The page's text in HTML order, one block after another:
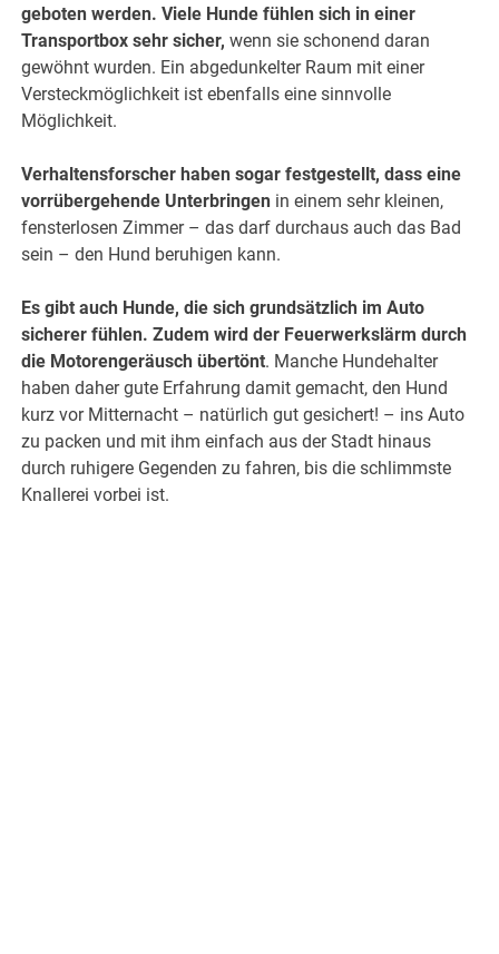
geboten werden. Viele Hunde fühlen sich in einer
Transportbox sehr sicher, wenn sie schonend daran
gewöhnt wurden. Ein abgedunkelter Raum mit einer
Versteckmöglichkeit ist ebenfalls eine sinnvolle
Möglichkeit.
Verhaltensforscher haben sogar festgestellt, dass eine
vorrübergehende Unterbringen in einem sehr kleinen,
fensterlosen Zimmer – das darf durchaus auch das Bad
sein – den Hund beruhigen kann.
Es gibt auch Hunde, die sich grundsätzlich im Auto
sicherer fühlen. Zudem wird der Feuerwerkslärm durch
die Motorengeräusch übertönt. Manche Hundehalter
haben daher gute Erfahrung damit gemacht, den Hund
kurz vor Mitternacht – natürlich gut gesichert! – ins Auto
zu packen und mit ihm einfach aus der Stadt hinaus
durch ruhigere Gegenden zu fahren, bis die schlimmste
Knallerei vorbei ist.